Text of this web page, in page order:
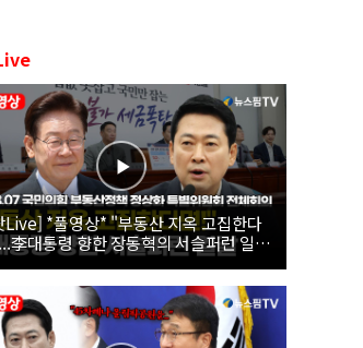
Live] *풀영상* "부동산 지옥 고집한다
李대통령 향한 장동혁의 서슬퍼런 일갈
국민의힘 부동산정책 정상화 특별
회 전체회의